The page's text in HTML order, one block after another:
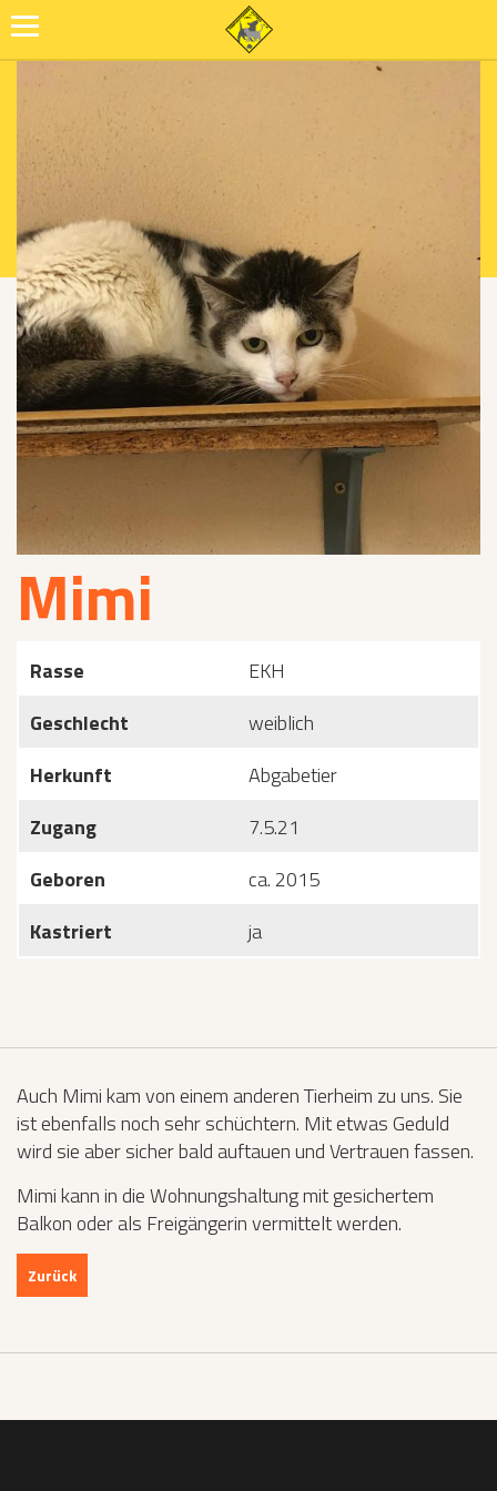
Mimi
Rasse
EKH
Geschlecht
weiblich
Herkunft
Abgabetier
Zugang
7.5.21
Geboren
ca. 2015
Kastriert
ja
Auch Mimi kam von einem anderen Tierheim zu uns. Sie
ist ebenfalls noch sehr schüchtern. Mit etwas Geduld
wird sie aber sicher bald auftauen und Vertrauen fassen.
Mimi kann in die Wohnungshaltung mit gesichertem
Balkon oder als Freigängerin vermittelt werden.
Zurück